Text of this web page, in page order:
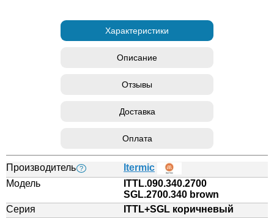
Характеристики
Описание
Отзывы
Доставка
Оплата
Производитель ?
Itermic
Модель
ITTL.090.340.2700
SGL.2700.340 brown
Серия
ITTL+SGL коричневый